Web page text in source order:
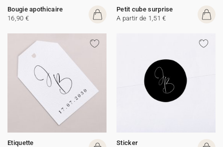
Bougie apothicaire
16,90 €
Petit cube surprise
A partir de 1,51 €
Etiquette
Sticker